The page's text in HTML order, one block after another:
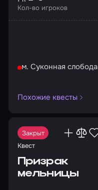
Кол-во игроков
м. Суконная слобода
Похожие квесты
Закрыт
Квест
Призрак
мельницы